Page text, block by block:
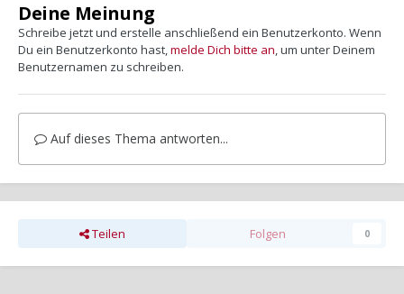
Deine Meinung
Schreibe jetzt und erstelle anschließend ein Benutzerkonto. Wenn
Du ein Benutzerkonto hast,melde Dich bitte an, um unter Deinem
Benutzernamen zu schreiben.
Auf dieses Thema antworten...
Teilen Folgen 0